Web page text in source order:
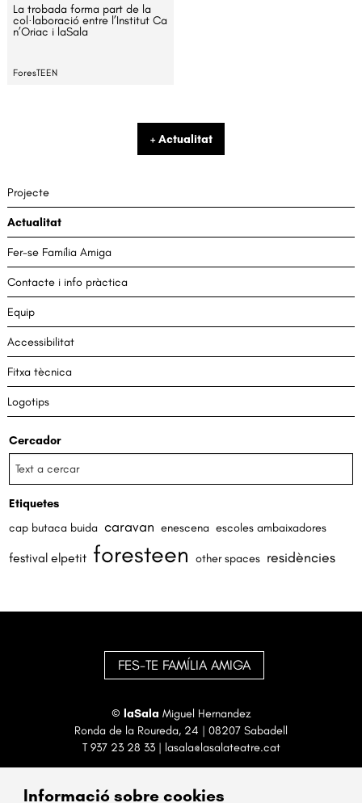
La trobada forma part de la
col·laboració entre l’Institut Ca
n’Oriac i laSala
ForesTEEN
+ Actualitat
Projecte
Actualitat
Fer-se Família Amiga
Contacte i info pràctica
Equip
Accessibilitat
Fitxa tècnica
Logotips
Cercador
Etiquetes
cap butaca buida caravan enescena escoles ambaixadores
festival elpetit foresteen other spaces residències
FES-TE FAMÍLIA AMIGA
© laSala Miguel Hernandez
Ronda de la Roureda, 24 | 08207 Sabadell
T 937 23 28 33| lasala@lasalateatre.cat
Informació sobre cookies